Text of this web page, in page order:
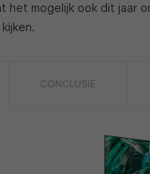
het mogelijk ook dit jaar
CONCLUSIE